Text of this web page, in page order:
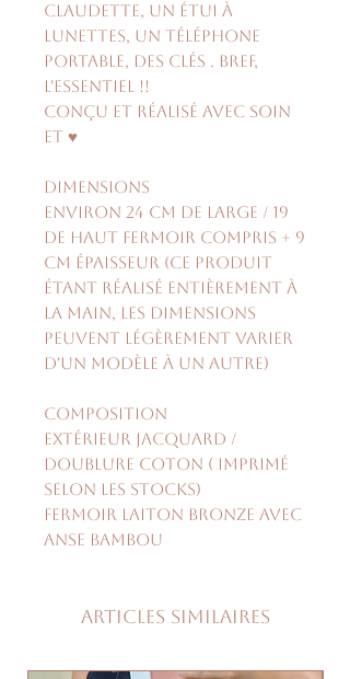
Claudette, un étui à
lunettes, un téléphone
portable, des clés . Bref,
l'essentiel !!
Conçu et réalisé avec soin
et ♥
Dimensions
environ 24 cm de large / 19
de haut fermoir compris + 9
cm épaisseur (ce produit
étant réalisé entièrement à
la main, les dimensions
peuvent légèrement varier
d'un modèle à un autre)
Composition
extérieur jacquard /
doublure coton ( imprimé
selon les stocks)
fermoir laiton bronze avec
anse bambou
Articles similaires